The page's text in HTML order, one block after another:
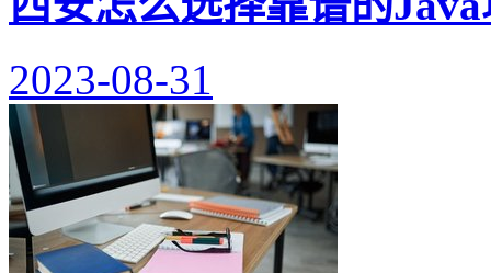
2023-08-31